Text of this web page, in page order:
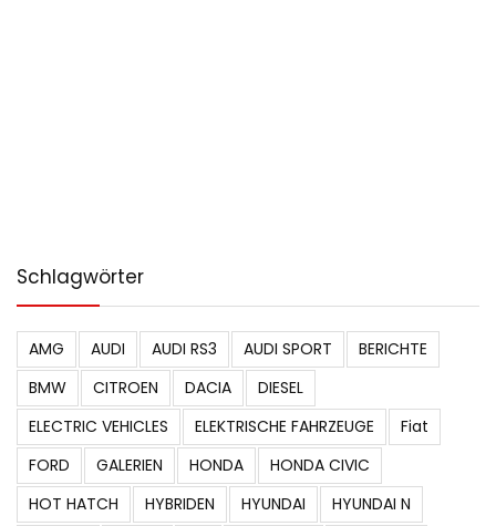
Schlagwörter
AMG AUDI AUDI RS3 AUDI SPORT
BERICHTE
BMW
CITROEN DACIA
DIESEL
ELECTRIC VEHICLES
ELEKTRISCHE FAHRZEUGE
Fiat
FORD
GALERIEN HONDA
HONDA CIVIC
HOT HATCH
HYBRIDEN HYUNDAI
HYUNDAI N